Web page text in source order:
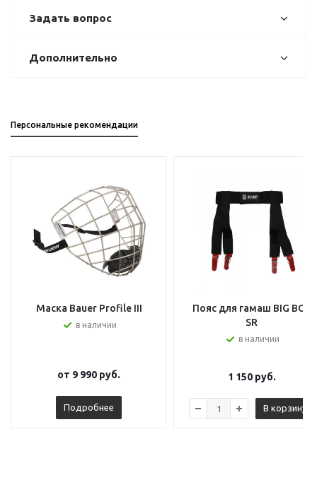
Задать вопрос
Дополнительно
Персональные рекомендации
Маска Bauer Profile III
в наличии
от 9 990 руб.
Подробнее
Пояс для гамаш BIG BOY
SR
в наличии
1 150руб.
В корзину